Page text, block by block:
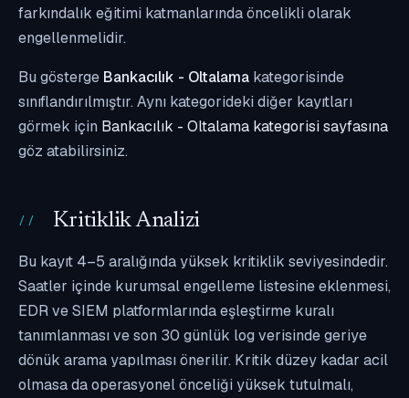
farkındalık eğitimi katmanlarında öncelikli olarak
engellenmelidir.
Bu gösterge Bankacılık - Oltalama kategorisinde
sınıflandırılmıştır. Aynı kategorideki diğer kayıtları
görmek için Bankacılık - Oltalama kategorisi sayfasına
göz atabilirsiniz.
Kritiklik Analizi
Bu kayıt 4–5 aralığında yüksek kritiklik seviyesindedir.
Saatler içinde kurumsal engelleme listesine eklenmesi,
EDR ve SIEM platformlarında eşleştirme kuralı
tanımlanması ve son 30 günlük log verisinde geriye
dönük arama yapılması önerilir. Kritik düzey kadar acil
olmasa da operasyonel önceliği yüksek tutulmalı,